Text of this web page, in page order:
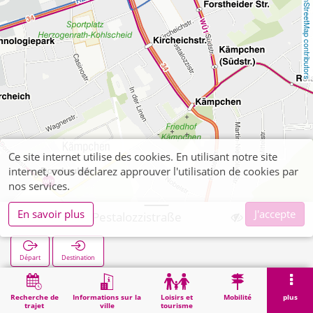
OpenStreetMap contributors
Recherche de
trajet
Informations sur la
ville
Loisirs et
tourisme
Mobilité plus
Kohlscheid Pestalozzistraße
Départ Destination
Démarrage Kohlscheid Pestalozzistraße
Ce site internet utilise des cookies. En utilisant notre site
internet, vous déclarez approuver l'utilisation de cookies par
nos services.
En savoir plus
J'accepte